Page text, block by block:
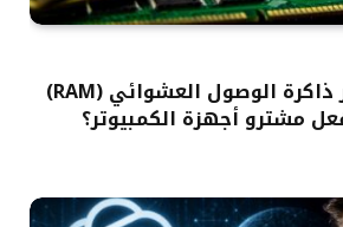
لماذا ترتفع أسعار ذاكرة الوصول العشوائي (RAM)